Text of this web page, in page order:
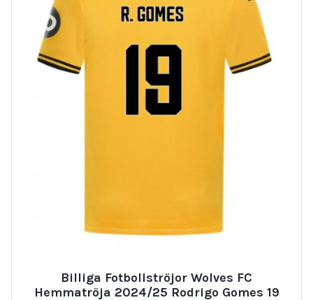
Billiga Fotbollströjor Wolves FC
Hemmatröja 2024/25 Rodrigo Gomes 19